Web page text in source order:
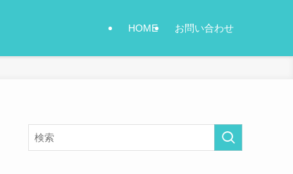
HOME お問い合わせ